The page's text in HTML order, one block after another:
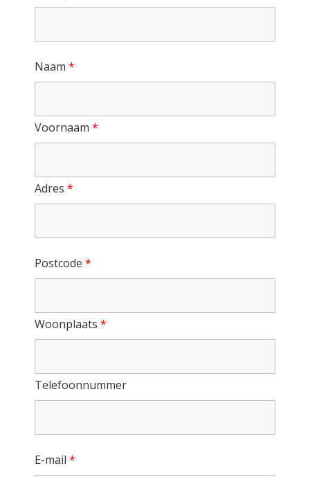
Naam *
Voornaam *
Adres *
Postcode *
Woonplaats *
Telefoonnummer
E-mail *